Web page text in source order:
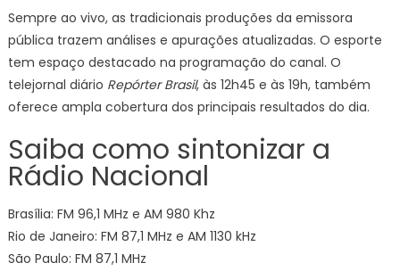
Sempre ao vivo, as tradicionais produções da emissora
pública trazem análises e apurações atualizadas. O esporte
tem espaço destacado na programação do canal. O
telejornal diário Repórter Brasil, às 12h45 e às 19h, também
oferece ampla cobertura dos principais resultados do dia.
Saiba como sintonizar a
Rádio Nacional
Brasília: FM 96,1 MHz e AM 980 Khz
Rio de Janeiro: FM 87,1 MHz e AM 1130 kHz
São Paulo: FM 87,1 MHz